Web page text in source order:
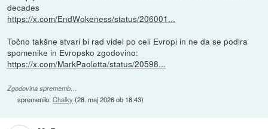
decades
https://x.com/EndWokeness/status/206001...
Točno takšne stvari bi rad videl po celi Evropi in ne da se podira
spomenike in Evropsko zgodovino:
https://x.com/MarkPaoletta/status/20598...
Zgodovina sprememb…
spremenilo:Chalky (28. maj 2026 ob 18:43)